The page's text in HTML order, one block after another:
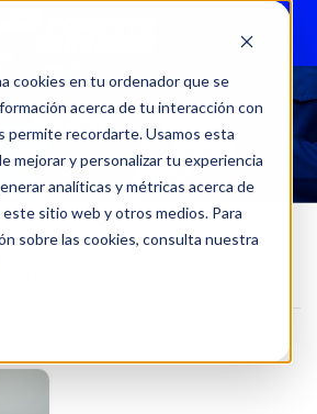
cookies en tu ordenador que se
acerca de tu interacción con
permite recordarte. Usamos esta
mejorar y personalizar tu experiencia
analíticas y métricas acerca de
sitio web y otros medios. Para
sobre las cookies, consulta nuestra
64936
producto